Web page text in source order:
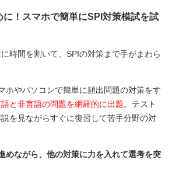
！スマホで簡単にSPI対策模試を試
時間を割いて、SPIの対策まで手がまわら
ホやパソコンで簡単に頻出問題の対策をす
と非言語の問題を網羅的に出題。テスト
を見ながらすぐに復習して苦手分野の対
めながら、他の対策に力を入れて選考を突